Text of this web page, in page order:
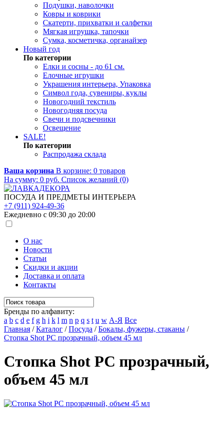
Подушки, наволочки
Ковры и коврики
Скатерти, прихватки и салфетки
Мягкая игрушка, тапочки
Сумка, косметичка, органайзер
Новый год
По категории
Елки и сосны - до 61 см.
Елочные игрушки
Украшения интерьера, Упаковка
Символ года, сувениры, куклы
Новогодний текстиль
Новогодняя посуда
Свечи и подсвечники
Освещение
SALE!
По категории
Распродажа склада
Ваша корзина В корзине: 0 товаров
На сумму: 0 руб. Список желаний (0)
ПОСУДА И ПРЕДМЕТЫ ИНТЕРЬЕРА
+7 (911) 924-49-36
Ежедневно с 09:30 до 20:00
О нас
Новости
Статьи
Скидки и акции
Доставка и оплата
Контакты
Бренды по алфавиту:
a b c d e f g h i k l m n p q s t u w А-Я Все
Главная /Каталог /Посуда /Бокалы, фужеры, стаканы /
Стопка Shot РС прозрачный, объем 45 мл
Стопка Shot РС прозрачный,
объем 45 мл